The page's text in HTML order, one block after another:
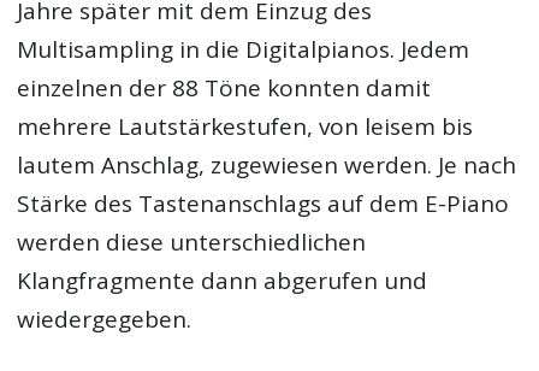
Jahre später mit dem Einzug des
Multisampling in die Digitalpianos. Jedem
einzelnen der 88 Töne konnten damit
mehrere Lautstärkestufen, von leisem bis
lautem Anschlag, zugewiesen werden. Je nach
Stärke des Tastenanschlags auf dem E-Piano
werden diese unterschiedlichen
Klangfragmente dann abgerufen und
wiedergegeben.